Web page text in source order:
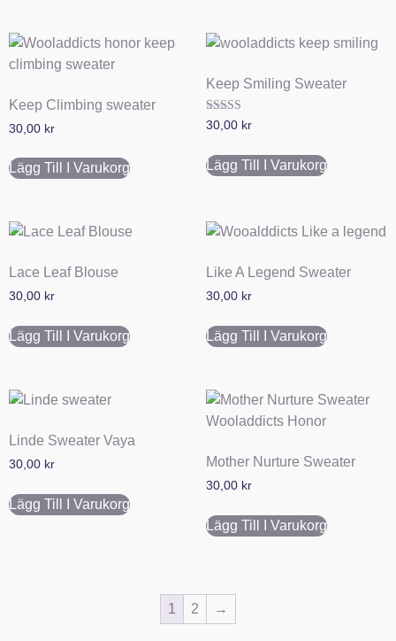
Keep Climbing sweater
30,00 kr
Lägg Till I Varukorg
Keep Smiling Sweater
Betygsatt
5.00
30,00 kr
Lägg Till I Varukorg
Lace Leaf Blouse
30,00 kr
Lägg Till I Varukorg
Like A Legend Sweater
30,00 kr
Lägg Till I Varukorg
Linde Sweater Vaya
30,00 kr
Lägg Till I Varukorg
Mother Nurture Sweater
30,00 kr
Lägg Till I Varukorg
1 2 →